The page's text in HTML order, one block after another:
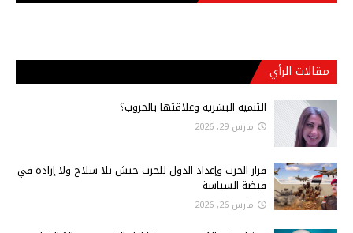
مقالات الرأي
التنمية البشرية وعلاقتها بالحروب؟
مارس 29, 2026
قرار الحرب وإعداد الدول للحرب جيش بلا سلاح ولا إرادة في
قبضة السياسة
مارس 26, 2026